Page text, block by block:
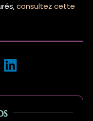
consultez cette